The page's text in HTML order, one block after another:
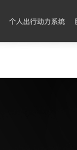
个人出行动力系统